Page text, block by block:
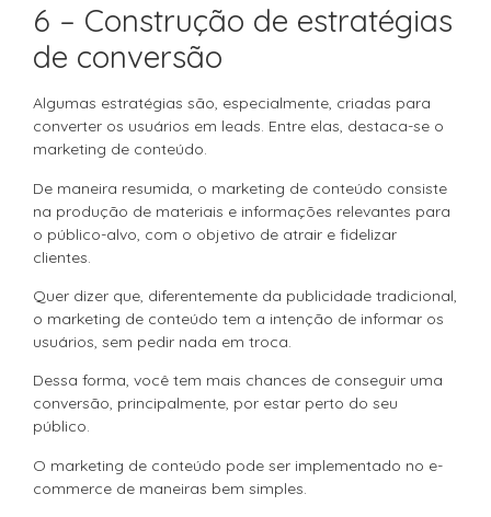
6 – Construção de estratégias
de conversão
Algumas estratégias são, especialmente, criadas para
converter os usuários em leads. Entre elas, destaca-se o
marketing de conteúdo.
De maneira resumida, o marketing de conteúdo consiste
na produção de materiais e informações relevantes para
o público-alvo, com o objetivo de atrair e fidelizar
clientes.
Quer dizer que, diferentemente da publicidade tradicional,
o marketing de conteúdo tem a intenção de informar os
usuários, sem pedir nada em troca.
Dessa forma, você tem mais chances de conseguir uma
conversão, principalmente, por estar perto do seu
público.
O marketing de conteúdo pode ser implementado no e-
commerce de maneiras bem simples.